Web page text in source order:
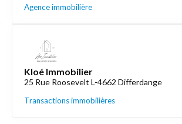
Agence immobilière
Kloé Immobilier
25 Rue Roosevelt L-4662 Differdange
Transactions immobilières